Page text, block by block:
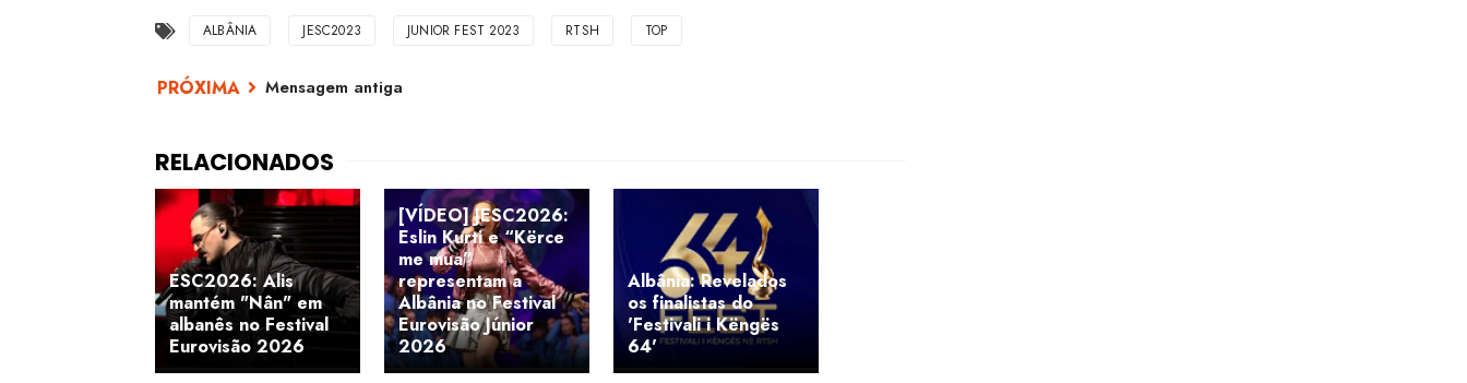
ALBÂNIA JESC2023 JUNIOR FEST 2023 RTSH TOP
Mensagem antiga
ESC2026: Alis
mantém "Nân" em
albanês no Festival
Eurovisão 2026
[VÍDEO] JESC2026:
Eslin Kurti e “Kërce
me mua”
representam a
Albânia no Festival
Eurovisão Júnior
2026
Albânia: Revelados
os finalistas do
'Festivali i Këngës
64'